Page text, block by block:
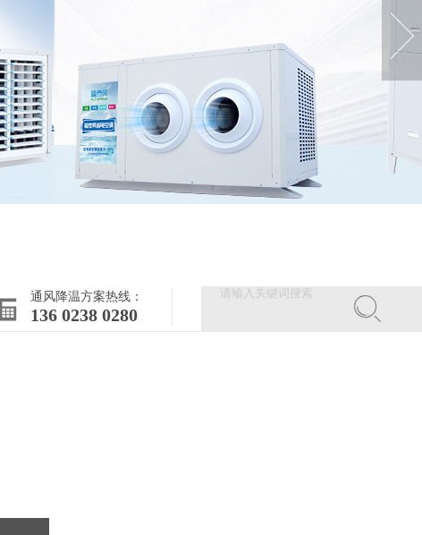
通风降温方案热线：
136 0238 0280